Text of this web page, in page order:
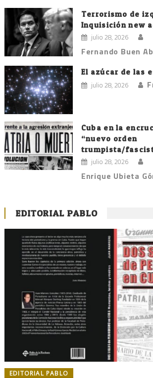
Terrorismo de
Inquisición new
julio 28, 2026
Fernando Buen
El azúcar de las
julio 28, 2026
Cuba en la
“nuevo orden
trumpista/
julio 28, 2026
Enrique Ubieta
EDITORIAL PABLO
EDITORIAL PABLO